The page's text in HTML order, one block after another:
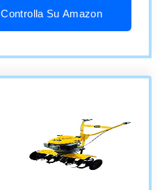
Controlla Su Amazon